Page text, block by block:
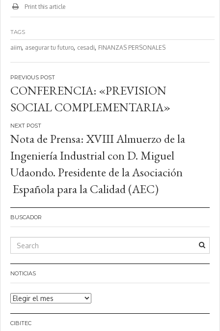
Print this article
TAGS
aiim, asegurar tu futuro, cesadi, FINANZAS PERSONALES
Navegación
de
entradas
CONFERENCIA: «PREVISION
SOCIAL COMPLEMENTARIA»
Nota de Prensa: XVIII Almuerzo de la
Ingeniería Industrial con D. Miguel
Udaondo. Presidente de la Asociación
Española para la Calidad (AEC)
BUSCADOR
NOTICIAS
Noticias
CIBITEC